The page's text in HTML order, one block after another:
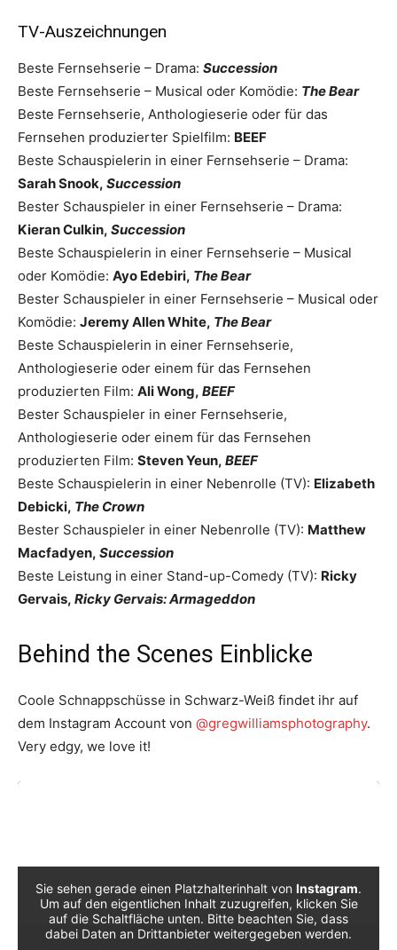
TV-Auszeichnungen
Beste Fernsehserie – Drama: Succession
Beste Fernsehserie – Musical oder Komödie: The Bear
Beste Fernsehserie, Anthologieserie oder für das
Fernsehen produzierter Spielfilm: BEEF
Beste Schauspielerin in einer Fernsehserie – Drama:
Sarah Snook, Succession
Bester Schauspieler in einer Fernsehserie – Drama:
Kieran Culkin, Succession
Beste Schauspielerin in einer Fernsehserie – Musical
oder Komödie: Ayo Edebiri, The Bear
Bester Schauspieler in einer Fernsehserie – Musical oder
Komödie: Jeremy Allen White, The Bear
Beste Schauspielerin in einer Fernsehserie,
Anthologieserie oder einem für das Fernsehen
produzierten Film: Ali Wong, BEEF
Bester Schauspieler in einer Fernsehserie,
Anthologieserie oder einem für das Fernsehen
produzierten Film: Steven Yeun, BEEF
Beste Schauspielerin in einer Nebenrolle (TV): Elizabeth
Debicki, The Crown
Bester Schauspieler in einer Nebenrolle (TV): Matthew
Macfadyen, Succession
Beste Leistung in einer Stand-up-Comedy (TV): Ricky
Gervais, Ricky Gervais: Armageddon
Behind the Scenes Einblicke
Coole Schnappschüsse in Schwarz-Weiß findet ihr auf
dem Instagram Account von @gregwilliamsphotography.
Very edgy, we love it!
Sie sehen gerade einen Platzhalterinhalt von Instagram.
Um auf den eigentlichen Inhalt zuzugreifen, klicken Sie
auf die Schaltfläche unten. Bitte beachten Sie, dass
dabei Daten an Drittanbieter weitergegeben werden.